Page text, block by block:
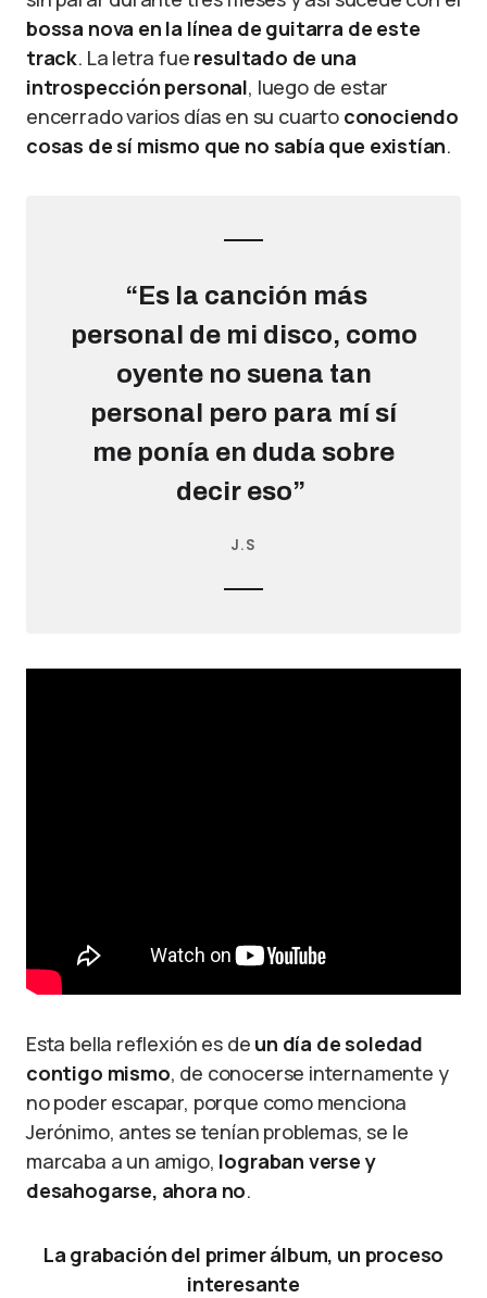
bossa nova en la línea de guitarra de este
track. La letra fue resultado de una
introspección personal, luego de estar
encerrado varios días en su cuarto conociendo
cosas de sí mismo que no sabía que existían.
“Es la canción más
personal de mi disco, como
oyente no suena tan
personal pero para mí sí
me ponía en duda sobre
decir eso”
J.S
Esta bella reflexión es de un día de soledad
contigo mismo, de conocerse internamente y
no poder escapar, porque como menciona
Jerónimo, antes se tenían problemas, se le
marcaba a un amigo, lograban verse y
desahogarse, ahora no.
La grabación del primer álbum, un proceso
interesante